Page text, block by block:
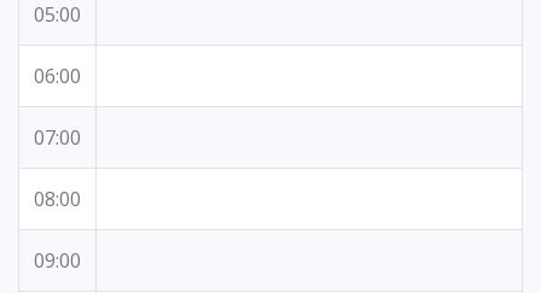
05:00
06:00
07:00
08:00
09:00